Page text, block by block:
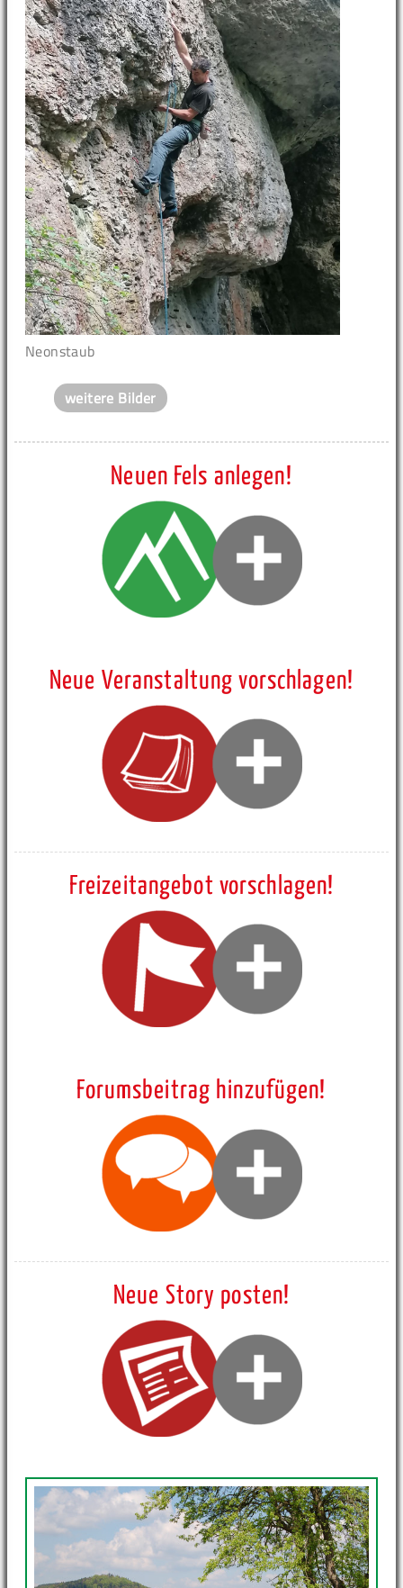
Neonstaub
weitere Bilder
Neuen Fels anlegen!
Neue Veranstaltung vorschlagen!
Freizeitangebot vorschlagen!
Forumsbeitrag hinzufügen!
Neue Story posten!